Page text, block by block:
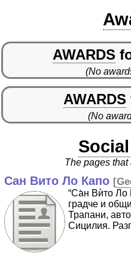
AWARDS
(No
AWARDS
(No
The pages
Сан Вито Ло Капо [
“Са̀н Вѝто Ло
градче и
Трапани,
Сицилия.